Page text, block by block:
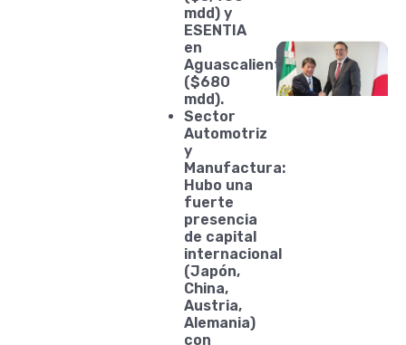
mdd) y
ESENTIA
en
Aguascalientes
($680
mdd).
Sector
Automotriz
y
Manufactura:
Hubo una
fuerte
presencia
de capital
internacional
(Japón,
China,
Austria,
Alemania)
con